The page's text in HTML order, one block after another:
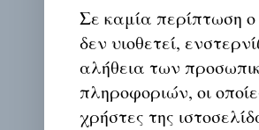
Σε καμία περίπτωση ο
δεν υιοθετεί,
αλήθεια των
πληροφοριών, οι
χρήστες της